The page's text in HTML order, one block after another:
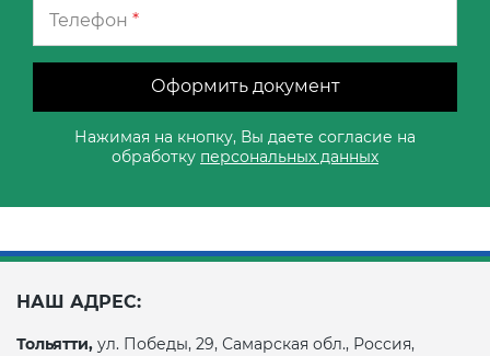
Телефон *
Оформить документ
Нажимая на кнопку, Вы даете согласие на
обработку персональных данных
НАШ АДРЕС:
Тольятти, ул. Победы, 29, Самарская обл., Россия,